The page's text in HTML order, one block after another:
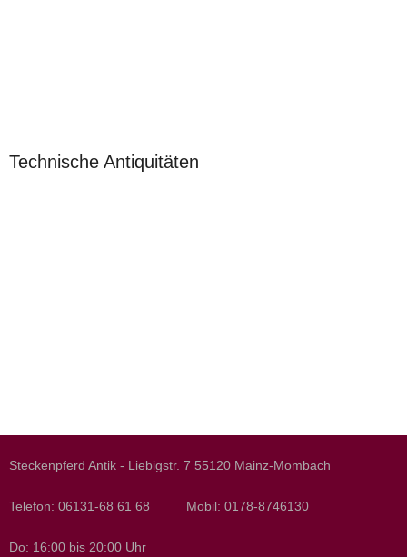
Technische Antiquitäten
Steckenpferd Antik - Liebigstr. 7 55120 Mainz-Mombach
Telefon: 06131-68 61 68 Mobil: 0178-8746130
Do: 16:00 bis 20:00 Uhr